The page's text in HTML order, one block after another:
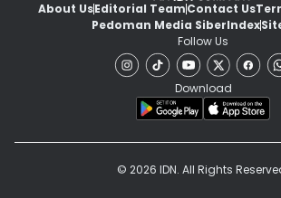
About UsEditorial TeamContact Us
Pedoman Media SiberIndex
Follow Us
Download
© 2026 IDN. All Rights